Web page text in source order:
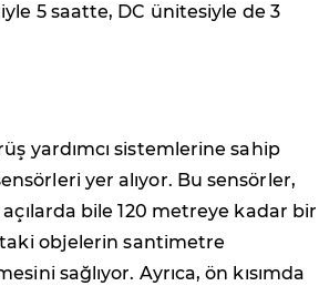
5 saatte, DC ünitesiyle de 3
yardımcı sistemlerine sahip
yer alıyor. Bu sensörler,
bile 120 metreye kadar bir
objelerin santimetre
sağlıyor. Ayrıca, ön kısımda